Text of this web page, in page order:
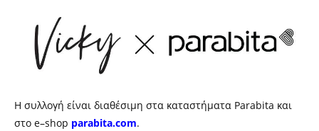
Η συλλογή είναι διαθέσιμη στα καταστήματα Parabita και
στο e–shop parabita.com.